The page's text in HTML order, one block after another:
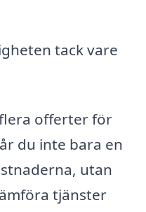
tack vare
offerter för
du inte bara en
utan
tjänster